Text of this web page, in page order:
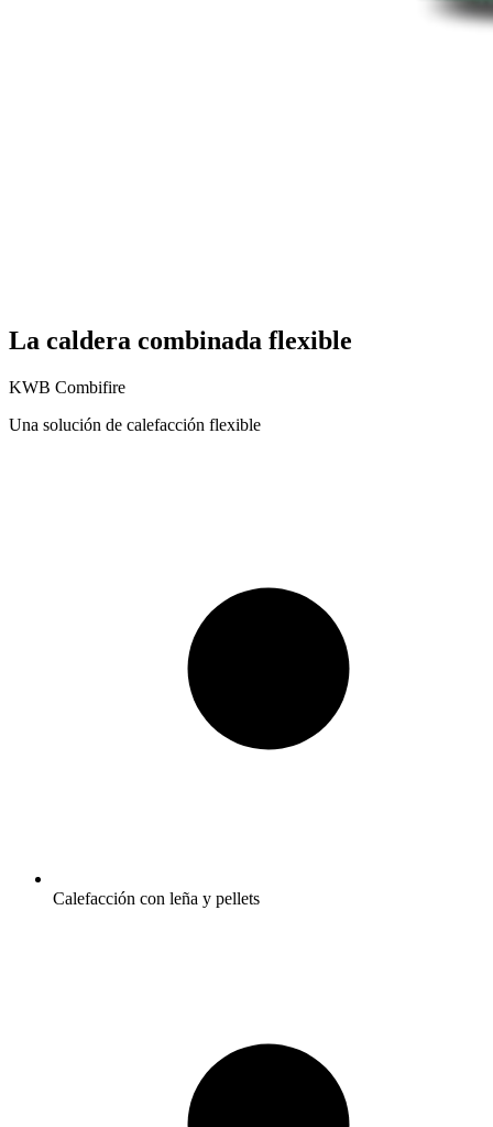
La caldera combinada flexible
KWB Combifire
Una solución de calefacción flexible
Calefacción con leña y pellets